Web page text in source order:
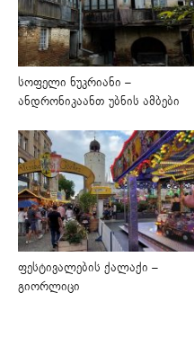
სოფელი ნუკრიანი –
ანდრონიკაანთ უბნის ამბები
ფესტივალების ქალაქი –
გიორლიცი